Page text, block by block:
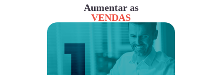
Aumentar as
VENDAS